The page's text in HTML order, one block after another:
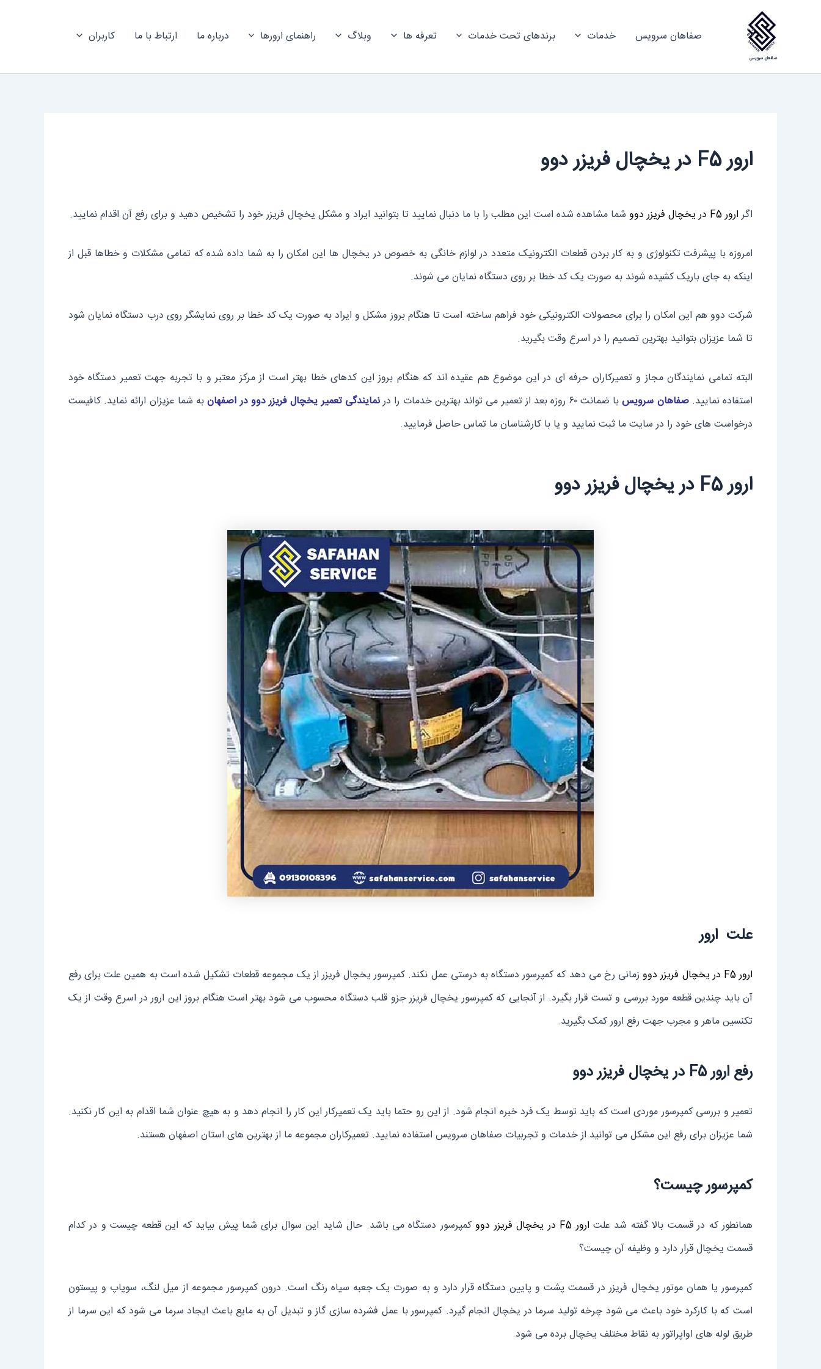
صفاهان سرویس
صفاهان سرویس خدمات برندهای تحت خدمات تعرفه ها وبلاگ راهنمای ارورها درباره ما ارتباط با ما کاربران
ارور F5 در یخچال فریزر دوو
اگرارور F5 در یخچال فریزر دوو شما مشاهده شده است این مطلب را با ما دنبال نمایید تا بتوانید ایراد و مشکل یخچال فریزر خود را تشخیص دهید و برای رفع آن اقدام نمایید.
امروزه با پیشرفت تکنولوژی و به کار بردن قطعات الکترونیک متعدد در لوازم خانگی به ‌خصوص در یخچال ها این امکان را به شما داده شده که تمامی مشکلات و خطاها قبل از
اینکه به جای باریک کشیده شوند به صورت یک کد خطا بر روی دستگاه نمایان می شوند.
شرکت دوو هم این امکان را برای محصولات الکترونیکی خود فراهم ساخته است تا هنگام بروز مشکل و ایراد به صورت یک کد خطا بر روی نمایشگر روی درب دستگاه نمایان شود
تا شما عزیزان بتوانید بهترین تصمیم را در اسرع وقت بگیرید.
البته تمامی نمایندگان مجاز و تعمیرکاران حرفه ای در این موضوع هم عقیده اند که هنگام بروز این کدهای خطا بهتر است از مرکز معتبر و با تجربه جهت تعمیر دستگاه خود
استفاده نمایید.صفاهان سرویسبا ضمانت ۶۰ روزه بعد از تعمیر می تواند بهترین خدمات را در نمایندگی تعمیر یخچال فریزر دوو در اصفهانبه شما عزیزان ارائه نماید. کافیست
درخواست های خود را در سایت ما ثبت نمایید و یا با کارشناسان ما تماس حاصل فرمایید.
ارور F5 در یخچال فریزر دوو
علت ارور
ارور F5 در یخچال فریزر دوو
زمانی رخ می دهد که کمپرسور دستگاه به درستی عمل نکند. کمپرسور یخچال فریزر از یک مجموعه قطعات تشکیل شده است به همین علت برای رفع
آن باید چندین قطعه مورد بررسی و تست قرار بگیرد. از آنجایی که کمپرسور یخچال فریزر جزو قلب دستگاه محسوب می شود بهتر است هنگام بروز این ارور در اسرع وقت از یک
تکنسین ماهر و مجرب جهت رفع ارور کمک بگیرید.
رفع ارور F5 در یخچال فریزر دوو
تعمیر و بررسی کمپرسور موردی است که باید توسط یک فرد خبره انجام شود. از این رو حتما باید یک تعمیرکار این کار را انجام دهد و به هیچ عنوان شما اقدام به این کار نکنید.
شما عزیزان برای رفع این مشکل می توانید از خدمات و تجربیات صفاهان سرویس استفاده نمایید. تعمیرکاران مجموعه ما از بهترین های استان اصفهان هستند.
کمپرسور چیست؟
همانطور که در قسمت بالا گفته شد علت ارور F5 در یخچال فریزر دوو
کمپرسور دستگاه می باشد. حال شاید این سوال برای شما پیش بیاید که این قطعه چیست و در کدام
قسمت یخچال قرار دارد و وظیفه آن چیست؟
کمپرسور یا همان موتور یخچال فریزر در قسمت پشت و پایین دستگاه قرار دارد و به صورت یک جعبه سیاه رنگ است. درون کمپرسور مجموعه از میل لنگ، سوپاپ و پیستون
است که با کارکرد خود باعث می شود چرخه تولید سرما در یخچال انجام گیرد. کمپرسور با عمل فشرده سازی گاز و تبدیل آن به مایع باعث ایجاد سرما می شود که این سرما از
طریق لوله های اواپراتور به نقاط مختلف یخچال برده می شود.